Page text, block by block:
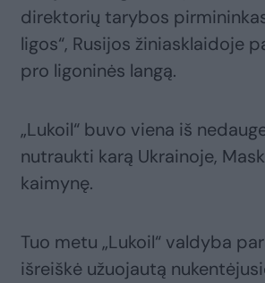
direktorių tarybos
ligos“, Rusijos žiniasklaidoje
pro ligoninės langą.
„Lukoil“ buvo viena iš
nutraukti karą Ukrainoje,
kaimynę.
Tuo metu „Lukoil“ valdyba
išreiškė užuojautą